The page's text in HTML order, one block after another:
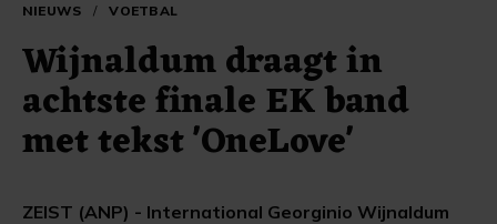
NIEUWS / VOETBAL
Wijnaldum draagt in
achtste finale EK band
met tekst 'OneLove'
ZEIST (ANP) - International Georginio Wijnaldum